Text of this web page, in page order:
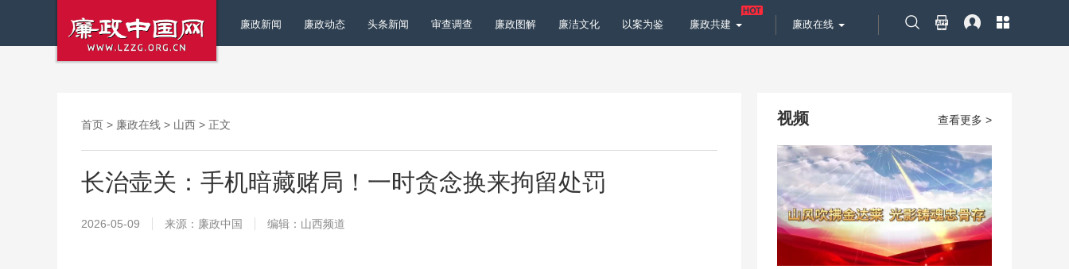
廉政新闻 廉政动态 头条新闻 审查调查 廉政图解 廉洁文化 以案为鉴 廉政共建 廉政在线
首页 > 廉政在线 > 山西 > 正文
长治壶关：手机暗藏赌局！一时贪念换来拘留处罚
2026-05-09 来源：廉政中国 编辑：山西频道
查看更多 >
视频